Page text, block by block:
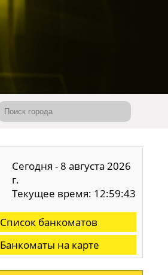
Сегодня - 8 августа 2026
г.
Текущее время: 12:59:44
Список банкоматов
Банкоматы на карте